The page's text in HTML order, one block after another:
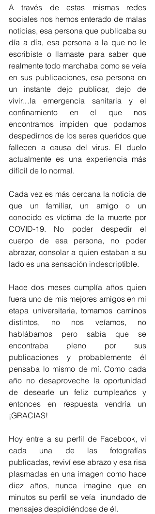
A través de estas mismas redes
sociales nos hemos enterado de malas
noticias, esa persona que publicaba su
día a día, esa persona a la que no le
escribiste o llamaste para saber que
realmente todo marchaba como se veía
en sus publicaciones, esa persona en
un instante dejo publicar, dejo de
vivir…la emergencia sanitaria y el
confinamiento en el que nos
encontramos impiden que podamos
despedirnos de los seres queridos que
fallecen a causa del virus. El duelo
actualmente es una experiencia más
difícil de lo normal.
Cada vez es más cercana la noticia de
que un familiar, un amigo o un
conocido es víctima de la muerte por
COVID-19. No poder despedir el
cuerpo de esa persona, no poder
abrazar, consolar a quien estaban a su
lado es una sensación indescriptible.
Hace dos meses cumplía años quien
fuera uno de mis mejores amigos en mi
etapa universitaria, tomamos caminos
distintos, no nos veíamos, no
hablábamos pero sabía que se
encontraba pleno por sus
publicaciones y probablemente él
pensaba lo mismo de mí. Como cada
año no desaproveche la oportunidad
de desearle un feliz cumpleaños y
entonces en respuesta vendría un
¡GRACIAS!
Hoy entre a su perfil de Facebook, vi
cada una de las fotografías
publicadas, reviví ese abrazo y esa risa
plasmadas en una imagen como hace
diez años, nunca imagine que en
minutos su perfil se veía  inundado de
mensajes despidiéndose de él.